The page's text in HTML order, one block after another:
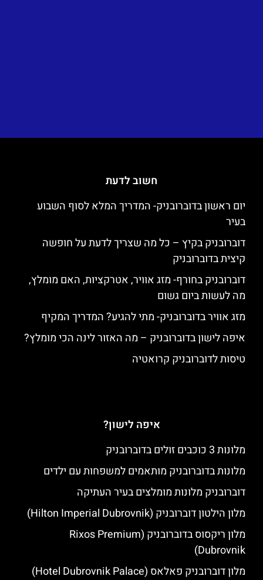
חשוב לדעת
יום ראשון בדוברובניק- המדריך המלא לסוף השבוע
בעיר
דוברובניק בקיץ – כל מה שצריך לדעת על חופשה
קיצית בדוברובניק
דוברובניק בחורף- מזג אוויר, אטרקציות, האם מומלץ,
מה לעשות ביום גשום
מזג אוויר בדוברובניק- מתי להגיע? המדריך המקיף
איפה לישון בדוברובניק – מה האזור לינה הכי מומלץ?
טיסות לדוברובניק קרואטיה
איפה לישון?
מלונות 3 כוכבים זולים בדוברובניק
מלונות בדוברובניק מותאמים למשפחות עם ילדים
דוברובניק מלונות מומלצים בעיר העתיקה
מלון הילטון דוברובניק (Hilton Imperial Dubrovnik)
מלון ריקסוס בדוברובניק (Rixos Premium
Dubrovnik)
מלון דוברובניק פאלאס (Hotel Dubrovnik Palace)